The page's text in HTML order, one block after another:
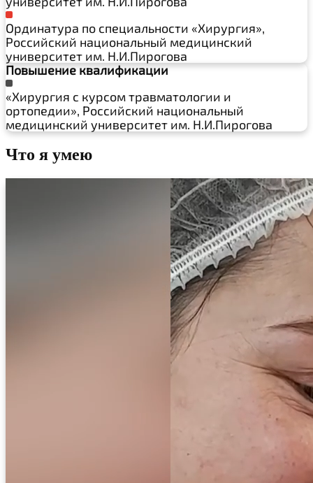
Ординатура по специальности «Хирургия»,
Российский национальный медицинский
университет им. Н.И.Пирогова
Повышение квалификации
«Хирургия с курсом травматологии и
ортопедии», Российский национальный
медицинский университет им. Н.И.Пирогова
Что я умею